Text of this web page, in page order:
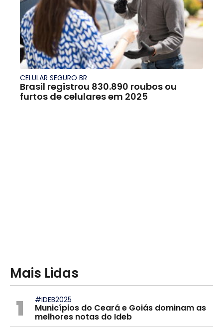
CELULAR SEGURO BR
Brasil registrou 830.890 roubos ou
furtos de celulares em 2025
Mais Lidas
1 #IDEB2025
Municípios do Ceará e Goiás dominam as
melhores notas do Ideb